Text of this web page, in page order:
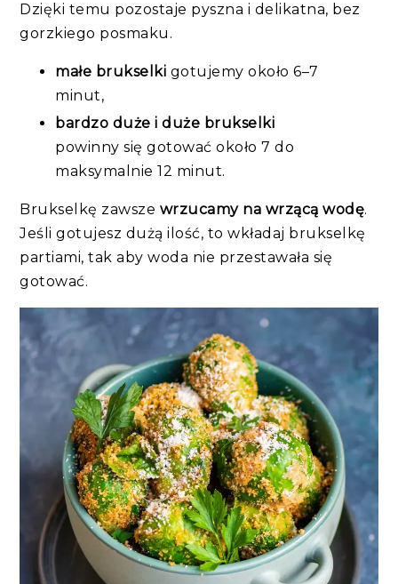
Dzięki temu pozostaje pyszna i delikatna, bez
gorzkiego posmaku.
małe brukselki gotujemy około 6–7
minut,
bardzo duże i duże brukselki
powinny się gotować około 7 do
maksymalnie 12 minut.
Brukselkę zawsze wrzucamy na wrzącą wodę.
Jeśli gotujesz dużą ilość, to wkładaj brukselkę
partiami, tak aby woda nie przestawała się
gotować.